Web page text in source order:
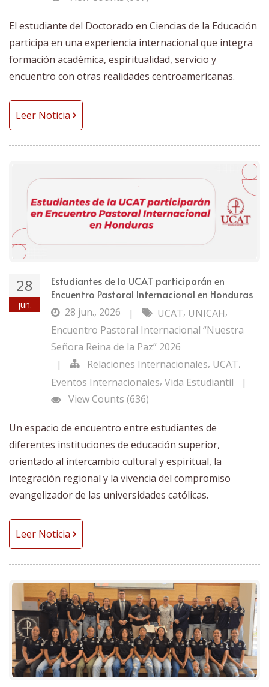
El estudiante del Doctorado en Ciencias de la Educación
participa en una experiencia internacional que integra
formación académica, espiritualidad, servicio y
encuentro con otras realidades centroamericanas.
Leer Noticia
28
jun.
Estudiantes de la UCAT participarán en
Encuentro Pastoral Internacional en Honduras
28 jun., 2026
| UCAT, UNICAH,
Encuentro Pastoral Internacional “Nuestra
Señora Reina de la Paz” 2026
|
Relaciones Internacionales, UCAT,
Eventos Internacionales, Vida Estudiantil
|
View Counts (636)
Un espacio de encuentro entre estudiantes de
diferentes instituciones de educación superior,
orientado al intercambio cultural y espiritual, la
integración regional y la vivencia del compromiso
evangelizador de las universidades católicas.
Leer Noticia